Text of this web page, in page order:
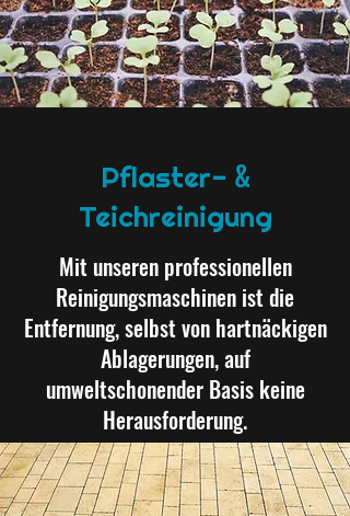
Pflaster- &
Teichreinigung
Mit unseren professionellen
Reinigungsmaschinen ist die
Entfernung, selbst von hartnäckigen
Ablagerungen, auf
umweltschonender Basis keine
Herausforderung.